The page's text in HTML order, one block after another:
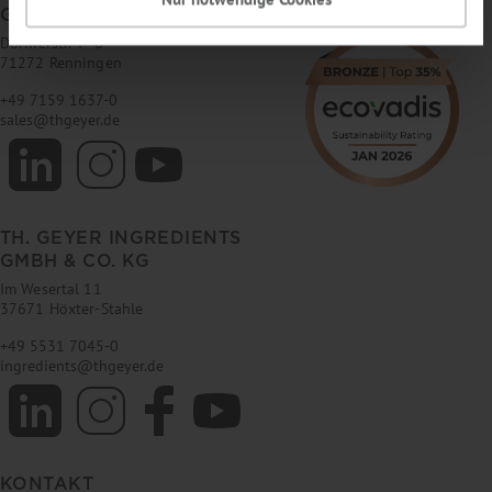
GMBH & CO. KG
Dornierstr. 4–6
71272 Renningen
+49 7159 1637-0
sales@thgeyer.de
TH. GEYER INGREDIENTS
GMBH & CO. KG
Im Wesertal 11
37671 Höxter-Stahle
+49 5531 7045-0
ingredients@thgeyer.de
KONTAKT